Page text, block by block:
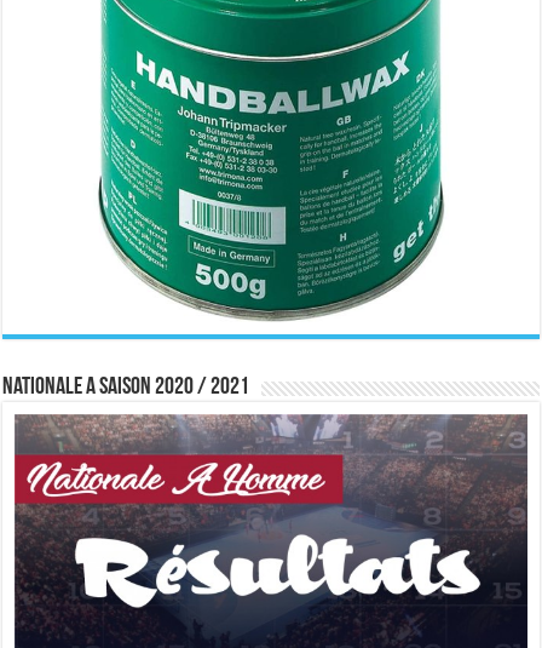
Nationale A saison 2020 / 2021